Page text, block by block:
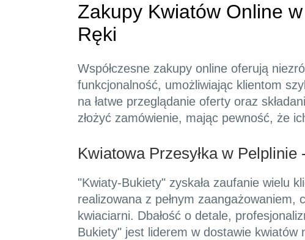
Zakupy Kwiatów Online
Ręki
Współczesne zakupy online oferują
funkcjonalność, umożliwiając klientom
na łatwe przeglądanie oferty oraz
złożyć zamówienie, mając pewność, że
Kwiatowa Przesyłka w
"Kwiaty-Bukiety" zyskała zaufanie wielu
realizowana z pełnym
kwiaciarni. Dbałość o detale,
Bukiety" jest liderem w dostawie kwiatów